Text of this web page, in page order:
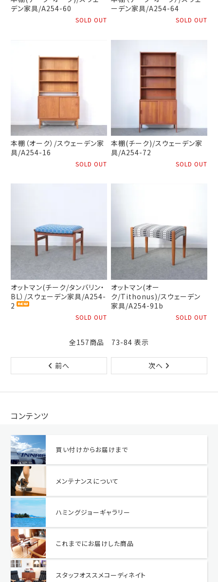
デン家具/A254-60
SOLD OUT
ーデン家具/A254-64
SOLD OUT
本棚（オーク）/スウェーデン家
具/A254-16
SOLD OUT
本棚(チーク)/スウェーデン家
具/A254-72
SOLD OUT
オットマン(チーク/タンバリン・
BL）/スウェーデン家具/A254-
2
SOLD OUT
オットマン(オー
ク/Tithonus)/スウェーデン
家具/A254-91b
SOLD OUT
全157商品 73-84 表示
前へ 次へ
コンテンツ
買い付けからお届けまで
メンテナンスについて
ハミングジョーギャラリー
これまでにお届けした商品
スタッフオススメコーディネイト